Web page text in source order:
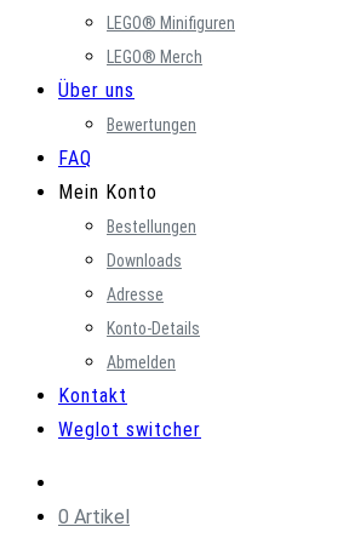
LEGO® Minifiguren
LEGO® Merch
Über uns
Bewertungen
FAQ
Mein Konto
Bestellungen
Downloads
Adresse
Konto-Details
Abmelden
Kontakt
Weglot switcher
0 Artikel